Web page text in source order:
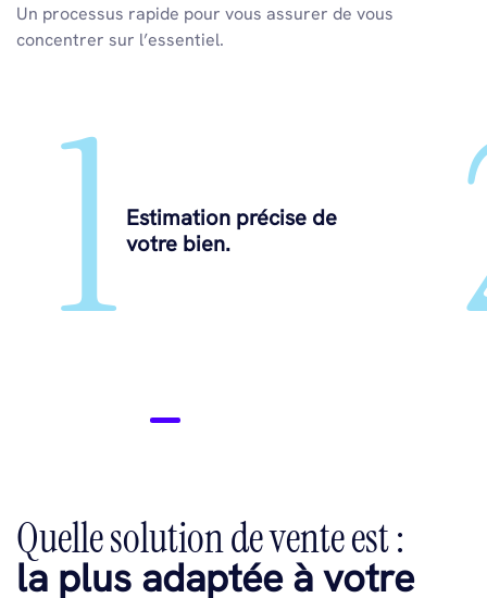
Un processus rapide pour vous assurer de vous
concentrer sur l’essentiel.
1 Estimation précise de
votre bien.
Quelle solution de vente est :
la plus adaptée à votre